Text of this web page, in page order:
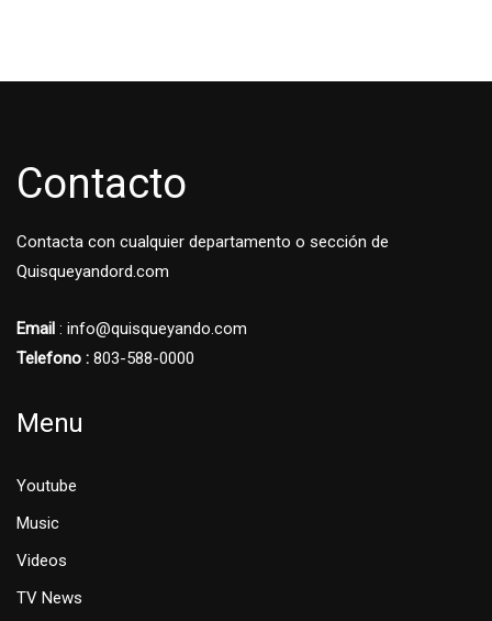
Contacto
Contacta con cualquier departamento o sección de
Quisqueyandord.com
Email : info@quisqueyando.com
Telefono : 803-588-0000
Menu
Youtube
Music
Videos
TV News